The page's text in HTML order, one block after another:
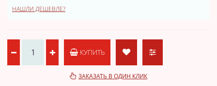
НАШЛИ ДЕШЕВЛЕ?
КУПИТЬ
ЗАКАЗАТЬ В ОДИН КЛИК